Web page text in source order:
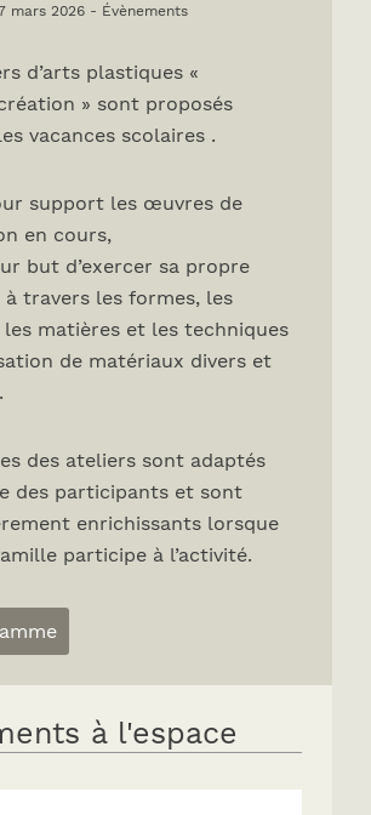
mars 2026 - Évènements
d’arts plastiques «
» sont proposés
vacances scolaires .
support les œuvres de
en cours,
but d’exercer sa propre
travers les formes, les
matières et les techniques
de matériaux divers et
des ateliers sont adaptés
des participants et sont
enrichissants lorsque
participe à l’activité.
à l'espace